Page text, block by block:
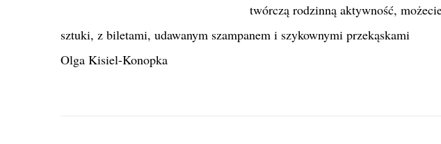
twórczą rodzinną aktywność,
sztuki, z biletami, udawanym szampanem i szykownymi przekąskami
Olga Kisiel-Konopka